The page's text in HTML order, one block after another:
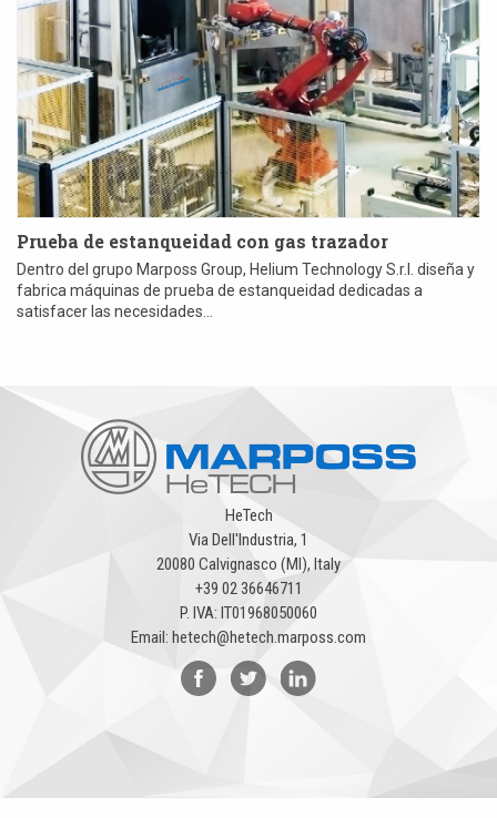
Prueba de estanqueidad con gas trazador
Dentro del grupo Marposs Group, Helium Technology S.r.l. diseña y
fabrica máquinas de prueba de estanqueidad dedicadas a
satisfacer las necesidades...
HeTech
Via Dell'Industria, 1
20080 Calvignasco (MI), Italy
+39 02 36646711
P. IVA: IT01968050060
Email: hetech@hetech.marposs.com